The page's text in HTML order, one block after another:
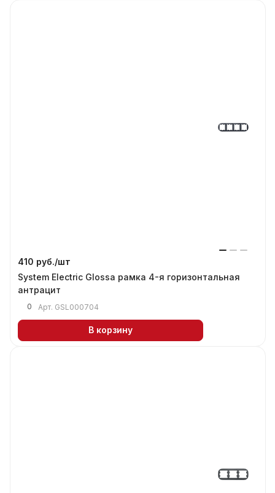
410 руб./шт
System Electric Glossa рамка 4-я горизонтальная
антрацит
0 Арт. GSL000704
В корзину